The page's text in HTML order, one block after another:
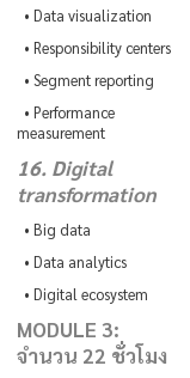
• Data visualization
• Responsibility centers
• Segment reporting
• Performance
measurement
16. Digital
transformation
• Big data
• Data analytics
• Digital ecosystem
MODULE 3:
จำนวน 22 ชั่วโมง